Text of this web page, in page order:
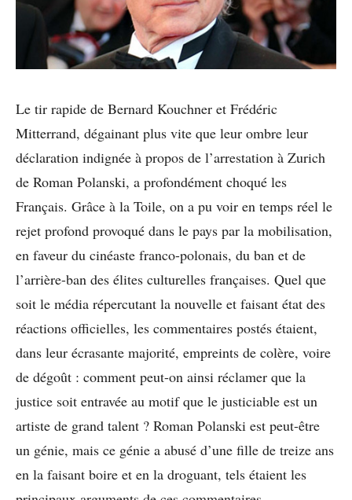
Le tir rapide de Bernard Kouchner et Frédéric
Mitterrand, dégainant plus vite que leur ombre leur
déclaration indignée à propos de l’arrestation à Zurich
de Roman Polanski, a profondément choqué les
Français. Grâce à la Toile, on a pu voir en temps réel le
rejet profond provoqué dans le pays par la mobilisation,
en faveur du cinéaste franco-polonais, du ban et de
l’arrière-ban des élites culturelles françaises. Quel que
soit le média répercutant la nouvelle et faisant état des
réactions officielles, les commentaires postés étaient,
dans leur écrasante majorité, empreints de colère, voire
de dégoût : comment peut-on ainsi réclamer que la
justice soit entravée au motif que le justiciable est un
artiste de grand talent ? Roman Polanski est peut-être
un génie, mais ce génie a abusé d’une fille de treize ans
en la faisant boire et en la droguant, tels étaient les